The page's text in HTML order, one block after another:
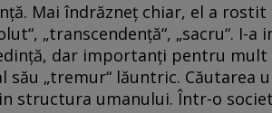
Mai îndrăzneţ chiar, el a
„transcendenţă“, „sacru“. I-
dar importanţi pentru
său „tremur“ lăuntric. Căutarea
structura umanului. Într-o